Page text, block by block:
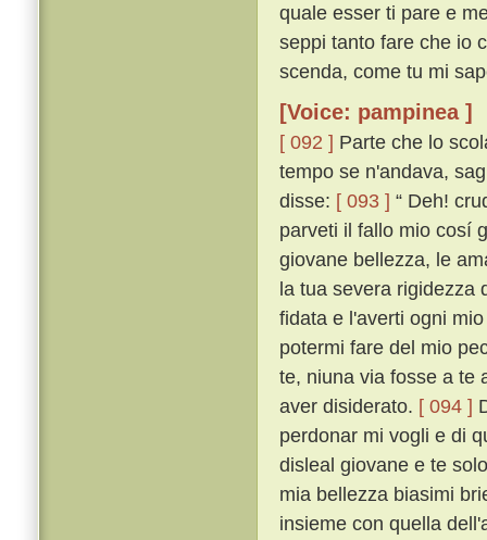
quale esser ti pare e
seppi tanto fare che io
scenda, come tu mi
[Voice: pampinea ]
[ 092 ] Parte che lo
tempo se n'andava,
disse: [ 093 ] “ Deh!
parveti il fallo mio cosí
giovane bellezza, le
la tua severa rigidezza
fidata e l'averti ogni
potermi fare del mio
te, niuna via fosse a te
aver disiderato. [ 094 ]
perdonar mi vogli e di
disleal giovane e te
mia bellezza biasimi
insieme con quella